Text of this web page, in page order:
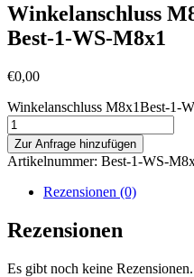
Winkelanschluss
Best-1-WS-M8x1
€0,00
Winkelanschluss M8x1Best-1-
Zur Anfrage hinzufügen
Artikelnummer: Best-1-WS-
Rezensionen (0)
Rezensionen
Es gibt noch keine Rezensionen.